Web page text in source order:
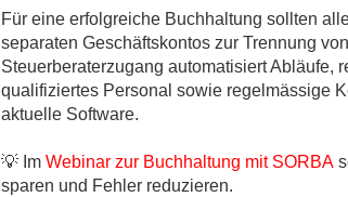
Für eine erfolgreiche Buchhaltung sollten
separaten Geschäftskontos zur Trennung
Steuerberaterzugang automatisiert Abläufe,
qualifiziertes Personal sowie regelmässige
aktuelle Software.
💡 Im Webinar zur Buchhaltung mit SORBA
sparen und Fehler reduzieren.